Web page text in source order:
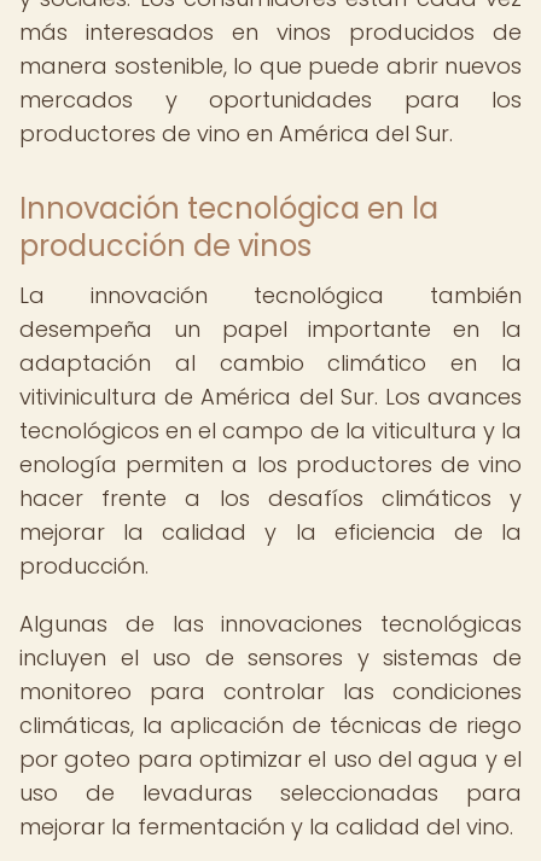
más interesados en vinos producidos de
manera sostenible, lo que puede abrir nuevos
mercados y oportunidades para los
productores de vino en América del Sur.
Innovación tecnológica en la
producción de vinos
La innovación tecnológica también
desempeña un papel importante en la
adaptación al cambio climático en la
vitivinicultura de América del Sur. Los avances
tecnológicos en el campo de la viticultura y la
enología permiten a los productores de vino
hacer frente a los desafíos climáticos y
mejorar la calidad y la eficiencia de la
producción.
Algunas de las innovaciones tecnológicas
incluyen el uso de sensores y sistemas de
monitoreo para controlar las condiciones
climáticas, la aplicación de técnicas de riego
por goteo para optimizar el uso del agua y el
uso de levaduras seleccionadas para
mejorar la fermentación y la calidad del vino.